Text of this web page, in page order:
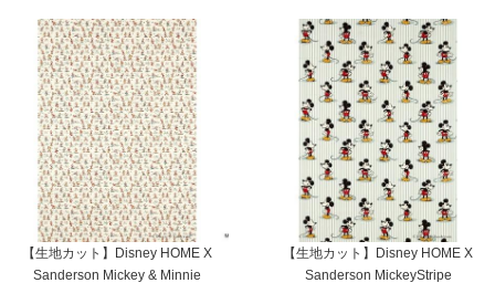
【生地カット】Disney HOME X
Sanderson Mickey & Minnie
【生地カット】Disney HOME X
Sanderson MickeyStripe